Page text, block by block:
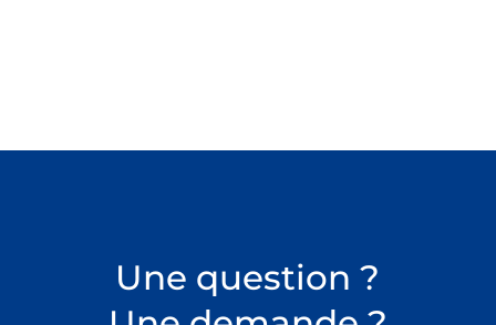
Une question ?